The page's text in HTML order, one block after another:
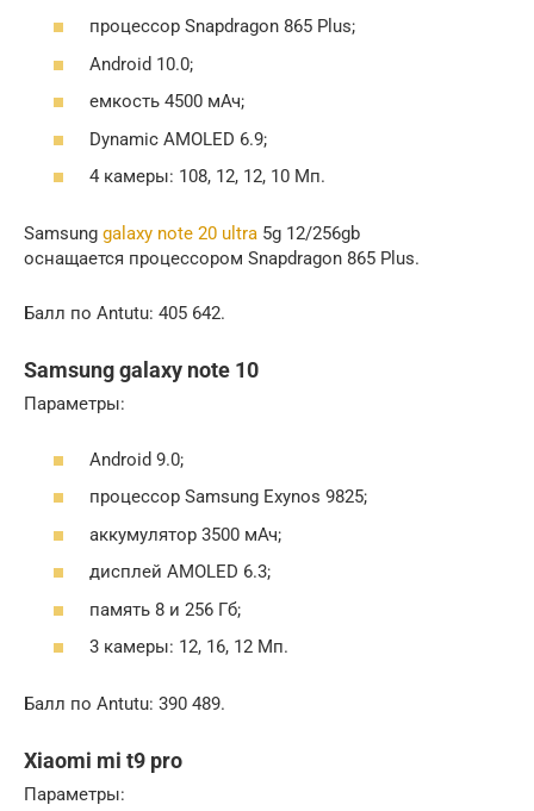
процессор Snapdragon 865 Plus;
Android 10.0;
емкость 4500 мАч;
Dynamic AMOLED 6.9;
4 камеры: 108, 12, 12, 10 Мп.
Samsung galaxy note 20 ultra 5g 12/256gb
оснащается процессором Snapdragon 865 Plus.
Балл по Antutu: 405 642.
Samsung galaxy note 10
Параметры:
Android 9.0;
процессор Samsung Exynos 9825;
аккумулятор 3500 мАч;
дисплей AMOLED 6.3;
память 8 и 256 Гб;
3 камеры: 12, 16, 12 Мп.
Балл по Antutu: 390 489.
Xiaomi mi t9 pro
Параметры: